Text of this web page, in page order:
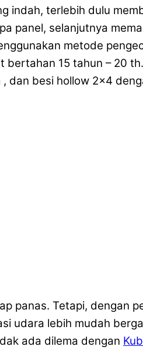
indah, terlebih dulu
panel, selanjutnya
metode
15 tahun – 20
, dan besi hollow 2×4
panas. Tetapi, dengan
udara lebih mudah
ada dilema dengan